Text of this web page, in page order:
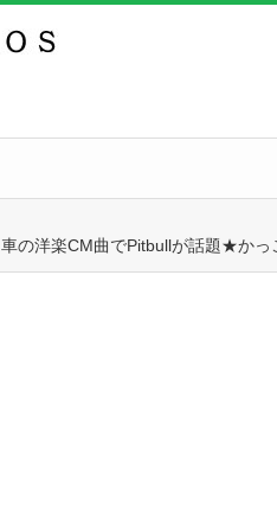
車の洋楽CM曲でPitbullが話題★かっ